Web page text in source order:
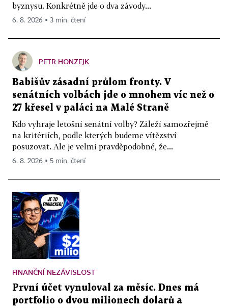
byznysu. Konkrétně jde o dva závody...
6. 8. 2026 ▪ 3 min. čtení
PETR HONZEJK
Babišův zásadní průlom fronty. V
senátních volbách jde o mnohem víc než o
27 křesel v paláci na Malé Straně
Kdo vyhraje letošní senátní volby? Záleží samozřejmě
na kritériích, podle kterých budeme vítězství
posuzovat. Ale je velmi pravděpodobné, že...
6. 8. 2026 ▪ 5 min. čtení
FINANČNÍ NEZÁVISLOST
První účet vynuloval za měsíc. Dnes má
portfolio o dvou milionech dolarů a